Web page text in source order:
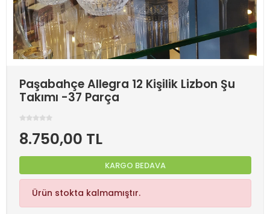
Paşabahçe Allegra 12 Kişilik Lizbon Şu
Takımı -37 Parça
8.750,00 TL
KARGO BEDAVA
Ürün stokta kalmamıştır.